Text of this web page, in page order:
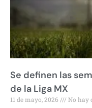
Se definen las
de la Liga MX
11 de mayo, 2026 No hay